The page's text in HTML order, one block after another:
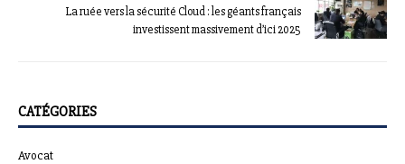
La ruée vers la sécurité Cloud : les géants français
investissent massivement d’ici 2025
CATÉGORIES
Avocat